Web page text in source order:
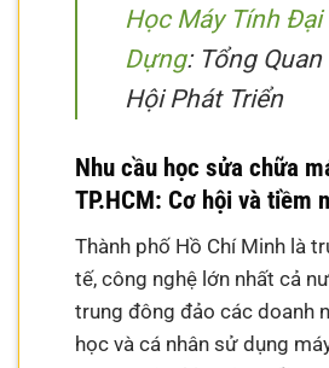
Học Máy Tính Đại
Dựng: Tổng Quan
Hội Phát Triển
Nhu cầu học sửa chữa
TP.HCM: Cơ hội và tiềm
Thành phố Hồ Chí Minh là
tế, công nghệ lớn nhất cả
trung đông đảo các doanh
học và cá nhân sử dụng